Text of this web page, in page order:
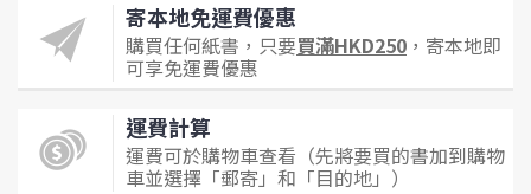
寄本地免運費優惠
購買任何紙書，只要買滿HKD250 ，寄本地即
可享免運費優惠
運費計算
運費可於購物車查看（先將要買的書加到購物
車並選擇「郵寄」和「目的地」）